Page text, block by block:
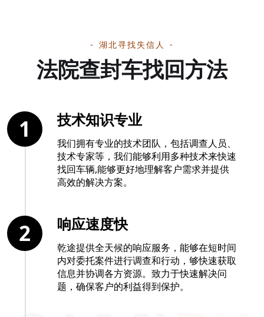
湖北寻找失信人
法院查封车找回方法
技术知识专业
我们拥有专业的技术团队，包括调查人员、
技术专家等，我们能够利用多种技术来快速
找回车辆,能够更好地理解客户需求并提供
高效的解决方案。
1
响应速度快
乾途提供全天候的响应服务，能够在短时间
内对委托案件进行调查和行动，够快速获取
信息并协调各方资源。致力于快速解决问
题，确保客户的利益得到保护。
2